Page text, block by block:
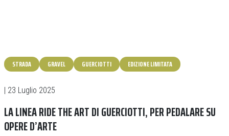
STRADA GRAVEL GUERCIOTTI EDIZIONE LIMITATA
| 23 Luglio 2025
LA LINEA RIDE THE ART DI GUERCIOTTI, PER PEDALARE SU
OPERE D’ARTE